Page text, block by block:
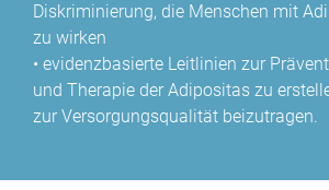
Diskriminierung, die Menschen mit
zu wirken
• evidenzbasierte Leitlinien zur
und Therapie der Adipositas zu
zur Versorgungsqualität beizutragen.